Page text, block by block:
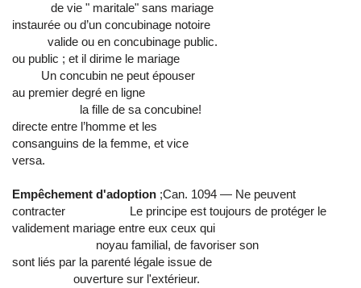
de vie " maritale" sans mariage
instaurée ou d’un concubinage notoire
valide ou en concubinage public.
ou public ; et il dirime le mariage
Un concubin ne peut épouser
au premier degré en ligne
la fille de sa concubine!
directe entre l’homme et les
consanguins de la femme, et vice
versa.
Empêchement d'adoption ;Can. 1094 — Ne peuvent
contracter Le principe est toujours de protéger le
validement mariage entre eux ceux qui
noyau familial, de favoriser son
sont liés par la parenté légale issue de
ouverture sur l'extérieur.